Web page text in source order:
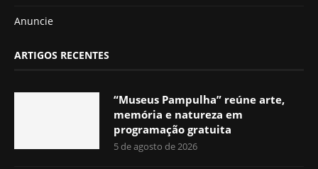
Anuncie
ARTIGOS RECENTES
“Museus Pampulha” reúne arte,
memória e natureza em
programação gratuita
5 de agosto de 2026